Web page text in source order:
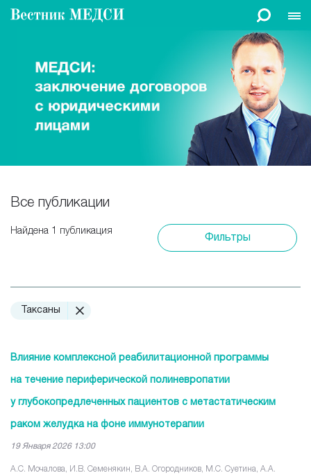
Все публикации
Найдена 1 публикация
Фильтры
Таксаны
Влияние комплексной реабилитационной программы
на течение периферической полиневропатии
у глубокопредлеченных пациентов с метастатическим
раком желудка на фоне иммунотерапии
19 Января 2026 13:00
А.С. Мочалова, И.В. Семенякин, В.А. Огородников, М.С. Суетина, А.А.